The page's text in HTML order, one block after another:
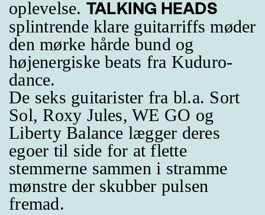
oplevelse. TALKING HEADS
splintrende klare guitarriffs møder
den mørke hårde bund og
højenergiske beats fra Kuduro-
dance.
De seks guitarister fra bl.a. Sort
Sol, Roxy Jules, WE GO og
Liberty Balance lægger deres
egoer til side for at flette
stemmerne sammen i stramme
mønstre der skubber pulsen
fremad.